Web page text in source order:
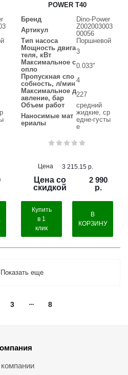
POWER T40
Бренд
Dino-Power
Артикул
Z002003003
00056
Тип насоса
Поршневой
Мощность двига
теля, кВт
3
Максимальное с
опло
0.033"
Пропускная спо
собность, л/мин 4
Максимальное д
авление, бар
227
Объем работ
средний
Наносимые мат
ериалы
жидкие, ср
едне-густы
е
Цена 3 215.15р.
Цена со
скидкой
2 990
р.
Купить
в 1
клик
В
КОРЗИНУ
Показать еще
3 8